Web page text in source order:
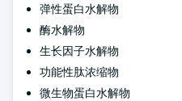
弹性蛋白水解物
酶水解物
生长因子水解物
功能性肽浓缩物
微生物蛋白水解物